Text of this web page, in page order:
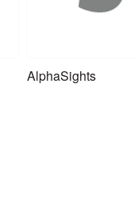
AlphaSights